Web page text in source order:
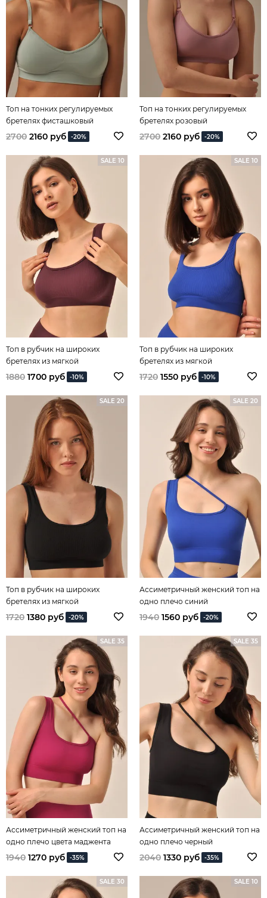
Топ на тонких регулируемых
бретелях фисташковый
2700 2160 руб -20%
Топ на тонких регулируемых
бретелях розовый
2700 2160 руб -20%
SALE 10
Топ в рубчик на широких
бретелях из мягкой
микрофибры
1880 1700 руб -10%
SALE 10
Топ в рубчик на широких
бретелях из мягкой
микрофибры синий
1720 1550 руб -10%
SALE 20
Топ в рубчик на широких
бретелях из мягкой
микрофибры черный
1720 1380 руб -20%
SALE 20
Ассиметричный женский топ на
одно плечо синий
1940 1560 руб -20%
SALE 35
Ассиметричный женский топ на
одно плечо цвета маджента
1940 1270 руб -35%
SALE 35
Ассиметричный женский топ на
одно плечо черный
2040 1330 руб -35%
SALE 30 SALE 10